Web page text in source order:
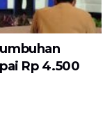
Rp 4.500